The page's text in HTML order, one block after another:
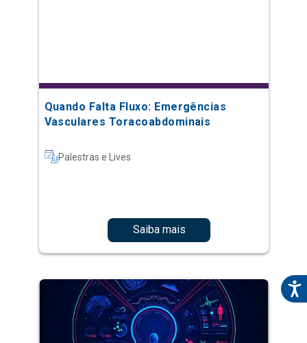
Quando Falta Fluxo: Emergências
Vasculares Toracoabdominais
Palestras e Lives
Saiba mais